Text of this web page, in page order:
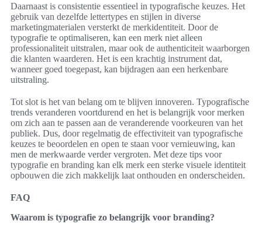
Daarnaast is consistentie essentieel in typografische keuzes. Het
gebruik van dezelfde lettertypes en stijlen in diverse
marketingmaterialen versterkt de merkidentiteit. Door de
typografie te optimaliseren, kan een merk niet alleen
professionaliteit uitstralen, maar ook de authenticiteit waarborgen
die klanten waarderen. Het is een krachtig instrument dat,
wanneer goed toegepast, kan bijdragen aan een herkenbare
uitstraling.
Tot slot is het van belang om te blijven innoveren. Typografische
trends veranderen voortdurend en het is belangrijk voor merken
om zich aan te passen aan de veranderende voorkeuren van het
publiek. Dus, door regelmatig de effectiviteit van typografische
keuzes te beoordelen en open te staan voor vernieuwing, kan
men de merkwaarde verder vergroten. Met deze tips voor
typografie en branding kan elk merk een sterke visuele identiteit
opbouwen die zich makkelijk laat onthouden en onderscheiden.
FAQ
Waarom is typografie zo belangrijk voor branding?